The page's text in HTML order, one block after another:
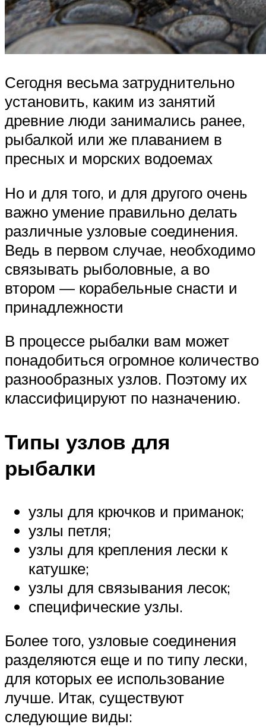
Сегодня весьма затруднительно
установить, каким из занятий
древние люди занимались ранее,
рыбалкой или же плаванием в
пресных и морских водоемах
Но и для того, и для другого очень
важно умение правильно делать
различные узловые соединения.
Ведь в первом случае, необходимо
связывать рыболовные, а во
втором — корабельные снасти и
принадлежности
В процессе рыбалки вам может
понадобиться огромное количество
разнообразных узлов. Поэтому их
классифицируют по назначению.
Типы узлов для
рыбалки
узлы для крючков и приманок;
узлы петля;
узлы для крепления лески к
катушке;
узлы для связывания лесок;
специфические узлы.
Более того, узловые соединения
разделяются еще и по типу лески,
для которых ее использование
лучше. Итак, существуют
следующие виды: